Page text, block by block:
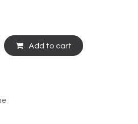
Add to cart